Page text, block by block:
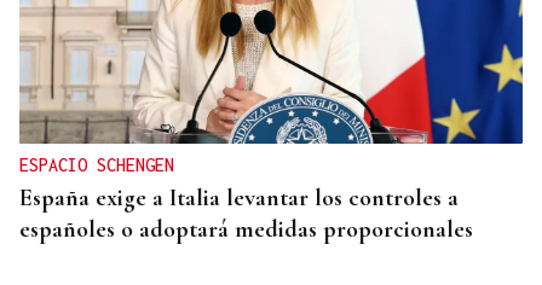
ESPACIO SCHENGEN
España exige a Italia levantar los controles a
españoles o adoptará medidas proporcionales